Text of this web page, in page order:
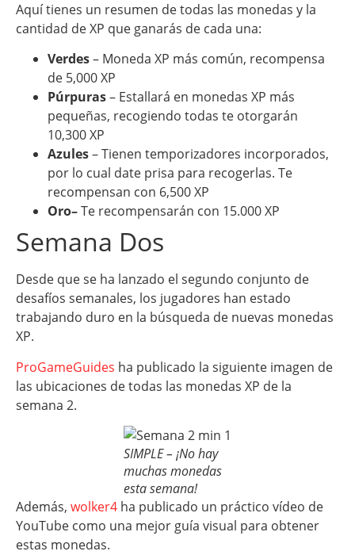
Aquí tienes un resumen de todas las monedas y la
cantidad de XP que ganarás de cada una:
Verdes– Moneda XP más común, recompensa
de 5,000 XP
Púrpuras– Estallará en monedas XP más
pequeñas, recogiendo todas te otorgarán
10,300 XP
Azules– Tienen temporizadores incorporados,
por lo cual date prisa para recogerlas. Te
recompensan con 6,500 XP
Oro–Te recompensarán con 15.000 XP
Semana Dos
Desde que se ha lanzado el segundo conjunto de
desafíos semanales, los jugadores han estado
trabajando duro en la búsqueda de nuevas monedas
XP.
ProGameGuides ha publicado la siguiente imagen de
las ubicaciones de todas las monedas XP de la
semana 2.
SIMPLE – ¡No hay
muchas monedas
esta semana!
Además, wolker4 ha publicado un práctico vídeo de
YouTube como una mejor guía visual para obtener
estas monedas.